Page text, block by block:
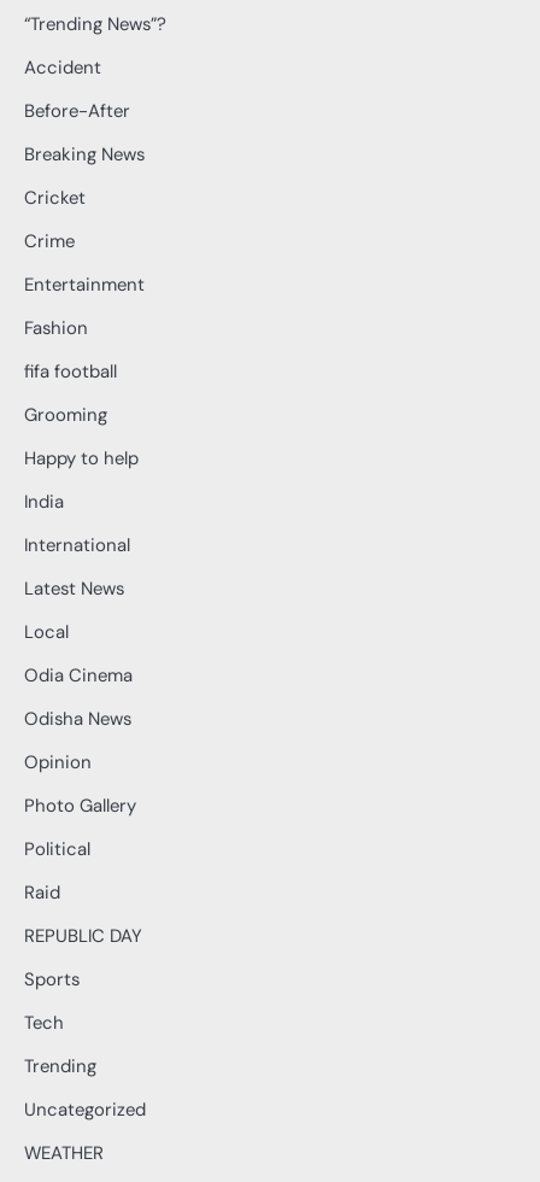
“Trending News”?
Accident
Before-After
Breaking News
Cricket
Crime
Entertainment
Fashion
fifa football
Grooming
Happy to help
India
International
Latest News
Local
Odia Cinema
Odisha News
Opinion
Photo Gallery
Political
Raid
REPUBLIC DAY
Sports
Tech
Trending
Uncategorized
WEATHER